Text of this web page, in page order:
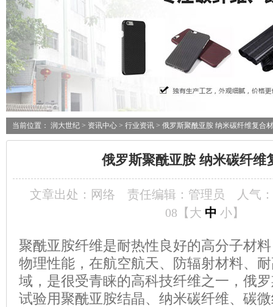
当前位置： 润大世纪 > 资讯中心 > 行业资讯 > 俄罗斯聚酰亚胺 纳米碳纤维复合
俄罗斯聚酰亚胺 纳米碳纤维
文章出处：网络 责任编辑：管理员
人气：
08【 大 中 小】
聚酰亚胺纤维是耐热性良好的高分子材
物理性能，在航空航天、防辐射材料、
域，是很受青睐的高科技纤维之一，俄
试验用聚酰亚胺结晶、纳米碳纤维、碳